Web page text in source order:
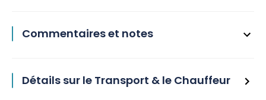
Commentaires et notes
Détails sur le Transport & le Chauffeur